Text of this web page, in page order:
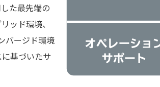
た最先端の
ッド環境、
バージド環境
基づいたサ